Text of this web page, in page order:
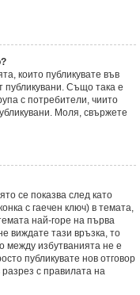
които публикувате във
публикувани. Също така е
с потребители, чиито
Моля, свържете
се показва след като
с гаечен ключ) в темата,
най-горе на първа
виждате тази връзка, то
между избутванията не е
публикувате нов отговор
с правилата на